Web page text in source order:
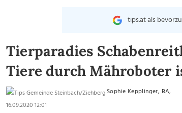
tips.at als
Tierparadies
Tiere durch Mähroboter
Sophie Kepplinger, BA,
16.09.2020 12:01